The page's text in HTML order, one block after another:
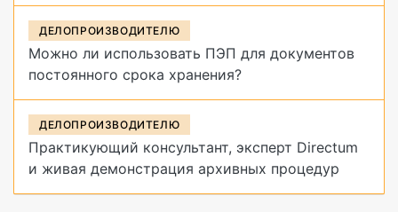
ДЕЛОПРОИЗВОДИТЕЛЮ
Можно ли использовать ПЭП для документов
постоянного срока хранения?
ДЕЛОПРОИЗВОДИТЕЛЮ
Практикующий консультант, эксперт Directum
и живая демонстрация архивных процедур